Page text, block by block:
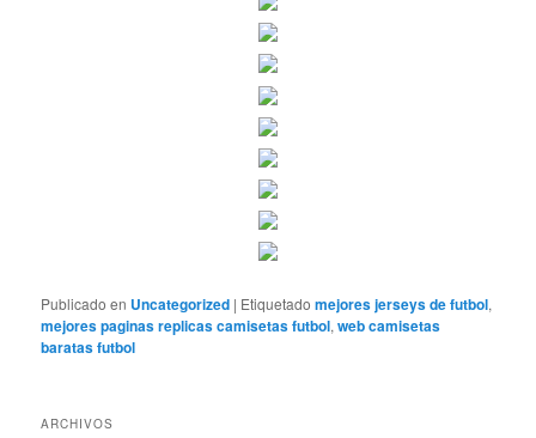
Publicado en Uncategorized | Etiquetado mejores jerseys de futbol,
mejores paginas replicas camisetas futbol,web camisetas
baratas futbol
ARCHIVOS